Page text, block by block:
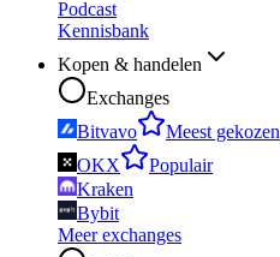
Podcast
Kennisbank
Kopen & handelen
Exchanges
Bitvavo
Meest gekozen
OKX
Populair
Kraken
Bybit
Meer exchanges